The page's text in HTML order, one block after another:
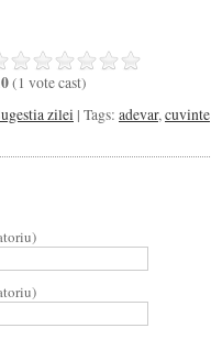
(1 vote cast)
zilei | Tags: adevar,cuvinte